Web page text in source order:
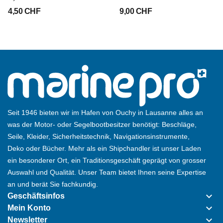
4,50 CHF 9,00 CHF
Seit 1946 bieten wir im Hafen von Ouchy in Lausanne alles an
was der Motor- oder Segelbootbesitzer benötigt: Beschläge,
Seile, Kleider, Sicherheitstechnik, Navigationsinstrumente,
Deko oder Bücher. Mehr als ein Shipchandler ist unser Laden
ein besonderer Ort, ein Traditionsgeschäft geprägt von grosser
Auswahl und Qualität. Unser Team bietet Ihnen seine Expertise
an und berät Sie fachkundig.
Geschäftsinfos keyboard_arrow_down
Mein Konto keyboard_arrow_down
Newsletter keyboard_arrow_down